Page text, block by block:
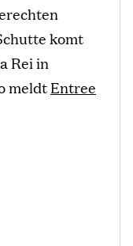
komt
Rei in
meldtEntree